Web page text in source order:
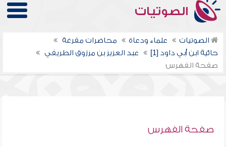
الصوتيات
الصوتيات علماء ودعاة
محاضرات مفرغة
حائية ابن أبي داود [1]
عبد العزيز بن مرزوق الطريفي
صفحة الفهرس
صفحة الفهرس